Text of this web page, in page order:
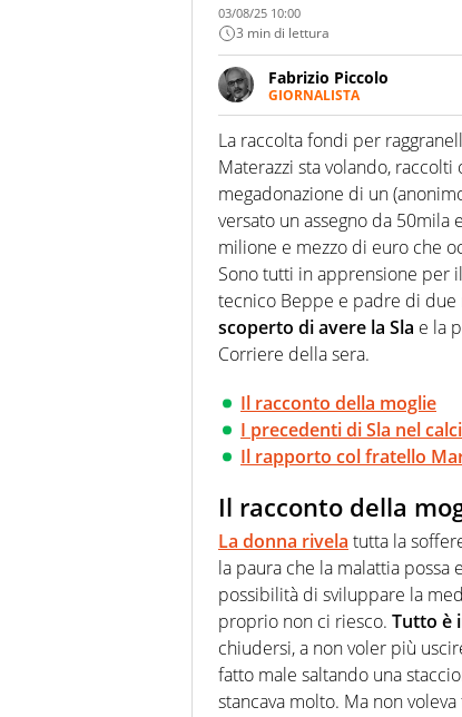
03/08/25 10:00
3 min di lettura
Fabrizio Piccolo
GIORNALISTA
Nella sua carriera ha
agenzie e testate.
prevalentemente di calcio
La raccolta fondi per
Materazzi sta volando,
megadonazione di un
versato un assegno da
milione e mezzo di euro che
Sono tutti in apprensione per
tecnico Beppe e padre di due
scoperto di avere la Sla e la
Corriere della sera.
Il racconto della moglie
I precedenti di Sla nel
Il rapporto col fratello
Il racconto della
La donna rivela tutta la
la paura che la malattia
possibilità di sviluppare la
proprio non ci riesco. Tutto è
chiudersi, a non voler più
fatto male saltando una
stancava molto. Ma non